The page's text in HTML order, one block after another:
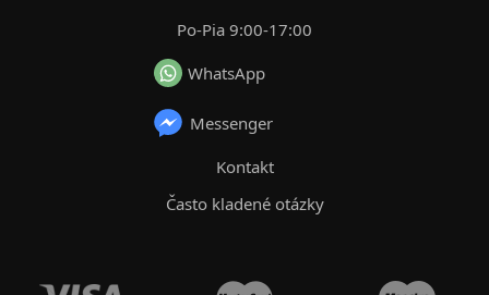
Po-Pia 9:00-17:00
WhatsApp
Messenger
Kontakt
Často kladené otázky